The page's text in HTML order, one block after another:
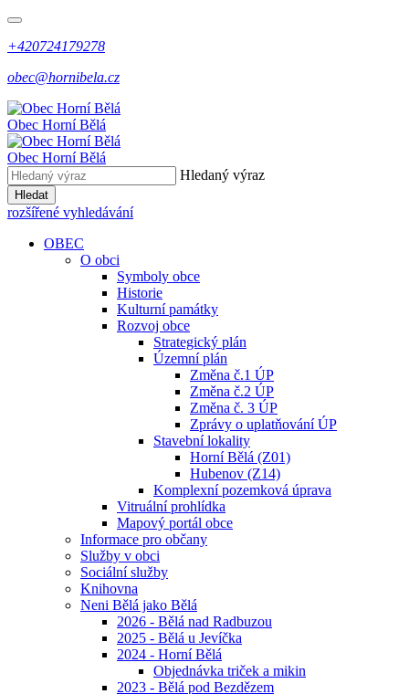
+420724179278
obec@hornibela.cz
Obec HorníBělá
Obec HorníBělá
Hledaný výraz
Hledat
rozšířené vyhledávání
OBEC
O obci
Symboly obce
Historie
Kulturní památky
Rozvoj obce
Strategický plán
Územní plán
Změna č.1 ÚP
Změna č.2 ÚP
Změna č. 3 ÚP
Zprávy o uplatňování ÚP
Stavební lokality
Horní Bělá (Z01)
Hubenov (Z14)
Komplexní pozemková úprava
Vitruální prohlídka
Mapový portál obce
Informace pro občany
Služby v obci
Sociální služby
Knihovna
Neni Bělá jako Bělá
2026 - Bělá nad Radbuzou
2025 - Bělá u Jevíčka
2024 - Horní Bělá
Objednávka triček a mikin
2023 - Bělá pod Bezdězem